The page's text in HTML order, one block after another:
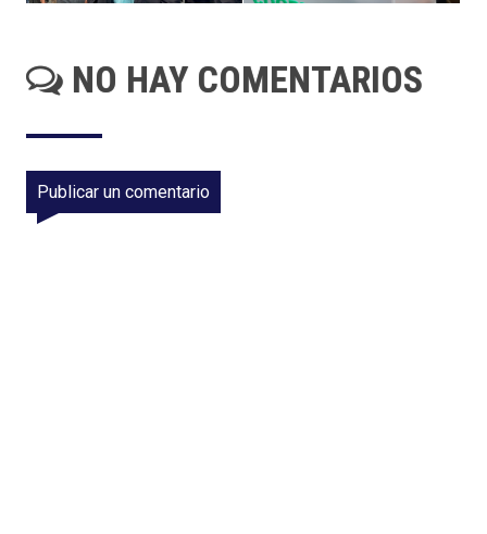
NO HAY COMENTARIOS
Publicar un comentario